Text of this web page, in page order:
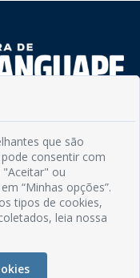
às 13h
que são
consentir com
ou
“Minhas opções”.
tipos de cookies,
leia nossa